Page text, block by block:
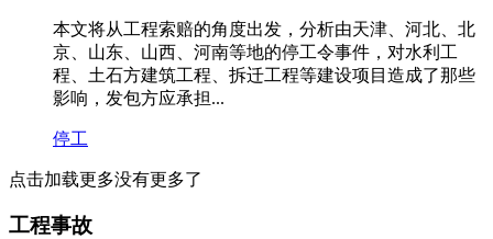
本文将从工程索赔的角度出发，分析由天津、河北、北
京、山东、山西、河南等地的停工令事件，对水利工
程、土石方建筑工程、拆迁工程等建设项目造成了那些
影响，发包方应承担...
停工
点击加载更多没有更多了
工程事故